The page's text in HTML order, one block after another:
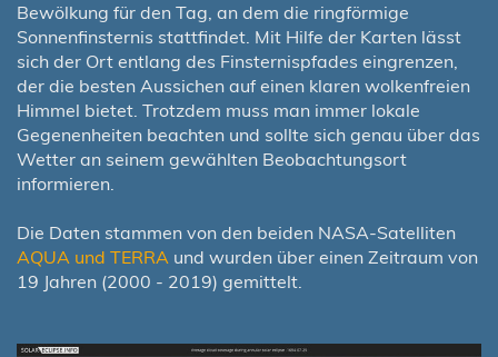
Bewölkung für den Tag, an dem die ringförmige
Sonnenfinsternis stattfindet. Mit Hilfe der Karten lässt
sich der Ort entlang des Finsternispfades eingrenzen,
der die besten Aussichen auf einen klaren wolkenfreien
Himmel bietet. Trotzdem muss man immer lokale
Gegenenheiten beachten und sollte sich genau über das
Wetter an seinem gewählten Beobachtungsort
informieren.
Die Daten stammen von den beiden NASA-Satelliten
AQUA und TERRA und wurden über einen Zeitraum von
19 Jahren (2000 - 2019) gemittelt.